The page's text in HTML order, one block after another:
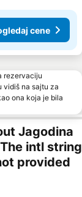
cene
rezervaciju
vidiš na sajtu za
ona koja je bila
Jagodina
intl string
provided